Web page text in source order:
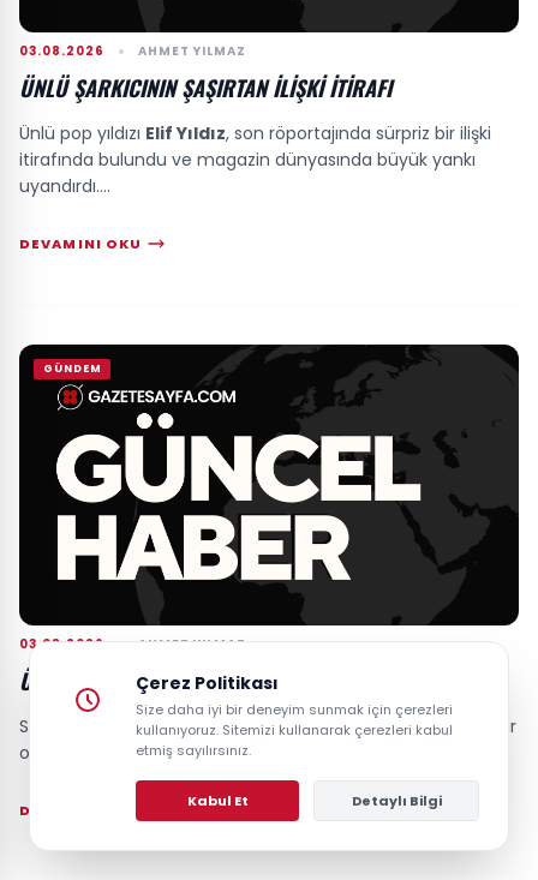
03.08.2026 AHMET YILMAZ
ÜNLÜ ŞARKICININ ŞAŞIRTAN İLIŞKI İTIRAFI
Ünlü pop yıldızı Elif Yıldız, son röportajında sürpriz bir ilişki
itirafında bulundu ve magazin dünyasında büyük yankı
uyandırdı....
DEVAMINI OKU
GÜNDEM
03.08.2026 AHMET YILMAZ
ÜNLÜ ŞARKICININ SKANDALI SOSYAL MEDYAYI SALLADI
Son dönemlerin popüler isimlerinden birinin yaşadığı özel bir
olay, magazin dünyasında büyük yankı uyandırdı....
DEVAMINI OKU
Çerez Politikası
Size daha iyi bir deneyim sunmak için çerezleri
kullanıyoruz. Sitemizi kullanarak çerezleri kabul
etmiş sayılırsınız.
Kabul Et Detaylı Bilgi